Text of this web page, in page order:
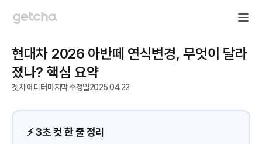
현대차 2026 아반떼 연식변경, 무엇이 달라
졌나? 핵심 요약
겟차 에디터마지막 수정일2025.04.22
⚡️ 3초 컷 한 줄 정리